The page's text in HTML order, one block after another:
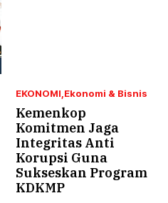
EKONOMI Ekonomi & Bisnis
Kemenkop
Komitmen Jaga
Integritas Anti
Korupsi Guna
Sukseskan Program
KDKMP